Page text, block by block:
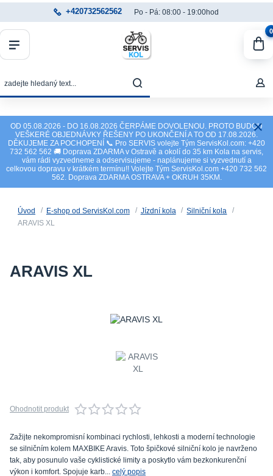
OD 05.08.2026 - DO 16.08.2026 ČERPÁME DOVOLENOU. PROTO BUDOU
VEŠKERÉ OBJEDNÁVKY ŘEŠENY PO UKONČENÍ A TO OD 17.08.2026.
DĚKUJEME ZA POCHOPENÍ 📞 Pro SERVIS volejte Tým ServisKol.com: +420
732 562 562 🚚 Doprava ZDARMA v Ostravě a okolí do 35 km Kola na servis,
vám rádi vyzvedneme a odservisujeme - naplánujeme si vyzvednutí a
celkovou dopravu v krátkém termínu!! Volejte Tým ServisKol.com +420 732 562
562. Doprava ZDARMA OSTRAVA + OKRUH 35KM.
+420732562562 Po - Pá: 08:00 - 19:00hod
0
Úvod E-shop od ServisKol.com Jízdní kola
Silniční kola
ARAVIS XL
ARAVIS XL
Ohodnotit produkt
Zažijte nekompromisní kombinaci rychlosti, lehkosti a moderní technologie
se silničním kolem MAXBIKE Aravis. Toto špičkové silniční kolo je navrženo
tak, aby posunulo vaše cyklistické limity a poskytlo vám bezkonkurenční
výkon i komfort. Spojuje karb... celý popis